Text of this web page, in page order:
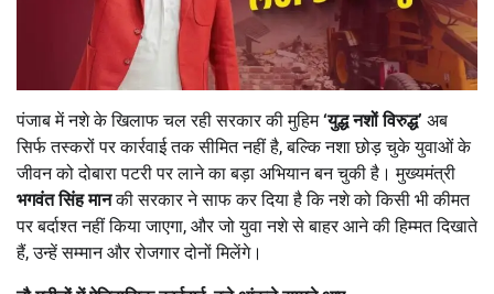
पंजाब में नशे के खिलाफ चल रही सरकार की मुहिम‘युद्ध नशों विरुद्ध’ अब
सिर्फ तस्करों पर कार्रवाई तक सीमित नहीं है, बल्कि नशा छोड़ चुके युवाओं के
जीवन को दोबारा पटरी पर लाने का बड़ा अभियान बन चुकी है। मुख्यमंत्री
भगवंत सिंह मानकी सरकार ने साफ कर दिया है कि नशे को किसी भी कीमत
पर बर्दाश्त नहीं किया जाएगा, और जो युवा नशे से बाहर आने की हिम्मत दिखाते
हैं, उन्हें सम्मान और रोजगार दोनों मिलेंगे।